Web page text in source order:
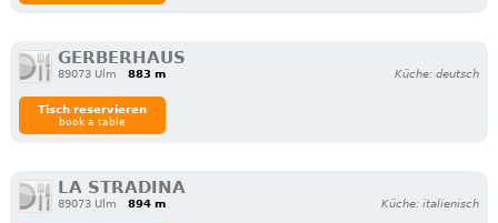
GERBERHAUS
89073 Ulm 883 m Küche: deutsch
Tisch reservieren
book a table
LA STRADINA
89073 Ulm 894 m Küche: italienisch